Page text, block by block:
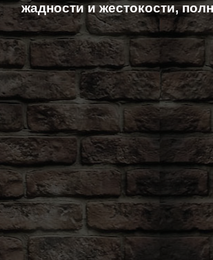
жадности и жестокости,